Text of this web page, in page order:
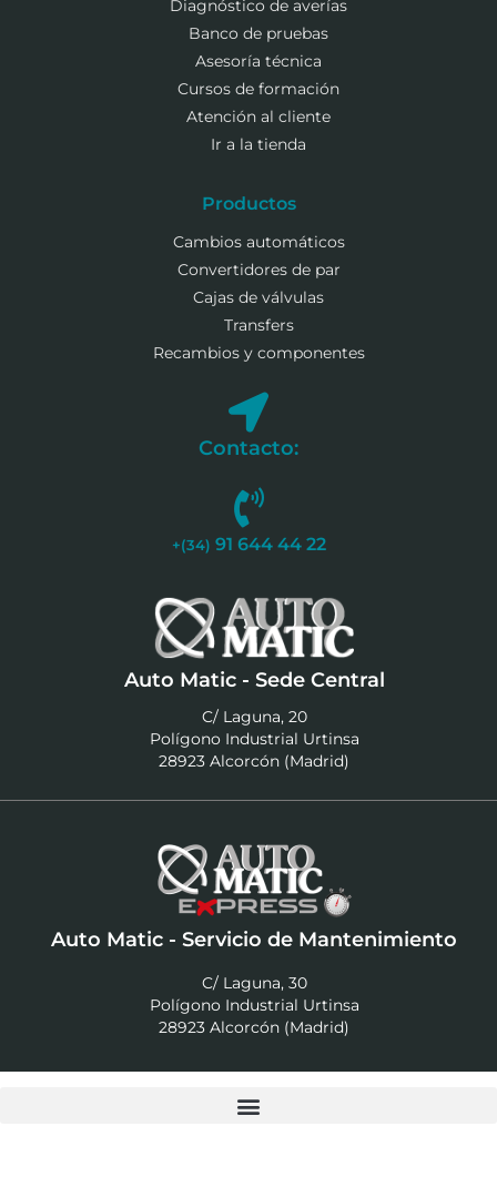
Diagnóstico de averías
Banco de pruebas
Asesoría técnica
Cursos de formación
Atención al cliente
Ir a la tienda
Productos
Cambios automáticos
Convertidores de par
Cajas de válvulas
Transfers
Recambios y componentes
Contacto:
+(34) 91 644 44 22
Auto Matic - Sede Central
C/ Laguna, 20
Polígono Industrial Urtinsa
28923 Alcorcón (Madrid)
Auto Matic - Servicio de Mantenimiento
C/ Laguna, 30
Polígono Industrial Urtinsa
28923 Alcorcón (Madrid)